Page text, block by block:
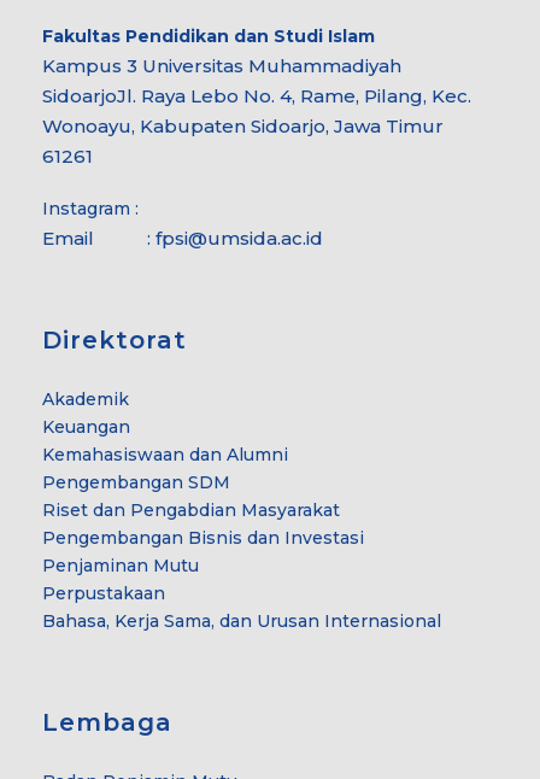
Fakultas Pendidikan dan Studi Islam
Kampus 3 Universitas Muhammadiyah
SidoarjoJl. Raya Lebo No. 4, Rame, Pilang, Kec.
Wonoayu, Kabupaten Sidoarjo, Jawa Timur
61261
Instagram :
Email : fpsi@umsida.ac.id
Direktorat
Akademik
Keuangan
Kemahasiswaan dan Alumni
Pengembangan SDM
Riset dan Pengabdian Masyarakat
Pengembangan Bisnis dan Investasi
Penjaminan Mutu
Perpustakaan
Bahasa, Kerja Sama, dan Urusan Internasional
Lembaga